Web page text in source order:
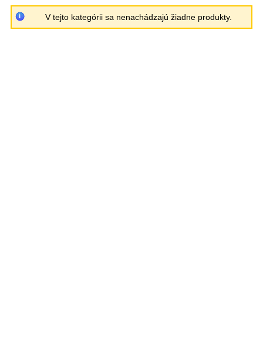
V tejto kategórii sa nenachádzajú žiadne produkty.